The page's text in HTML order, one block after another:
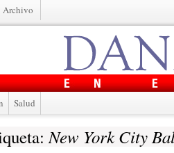
Archivo
Salud
New York City